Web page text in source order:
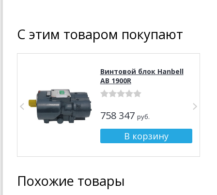
С этим товаром покупают
Винтовой блок Hanbell
AB 1900R
758 347 руб.
Похожие товары